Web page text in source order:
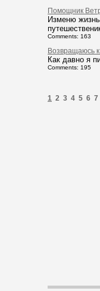
Помощник
Изменю
Comments: 163
Возвращаюсь
Как давно я
Comments: 195
1 2 3 4 5 6 7